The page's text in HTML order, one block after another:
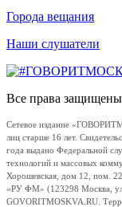
Города вещания
Наши слушатели
Все права
Сетевое издание
лиц старше 16 лет.
года выдано Федеральной
технологий и массовых
Хорошевская, дом 12, пом.
«РУ ФМ» (123298 Москва,
GOVORITMOSKVA.RU.